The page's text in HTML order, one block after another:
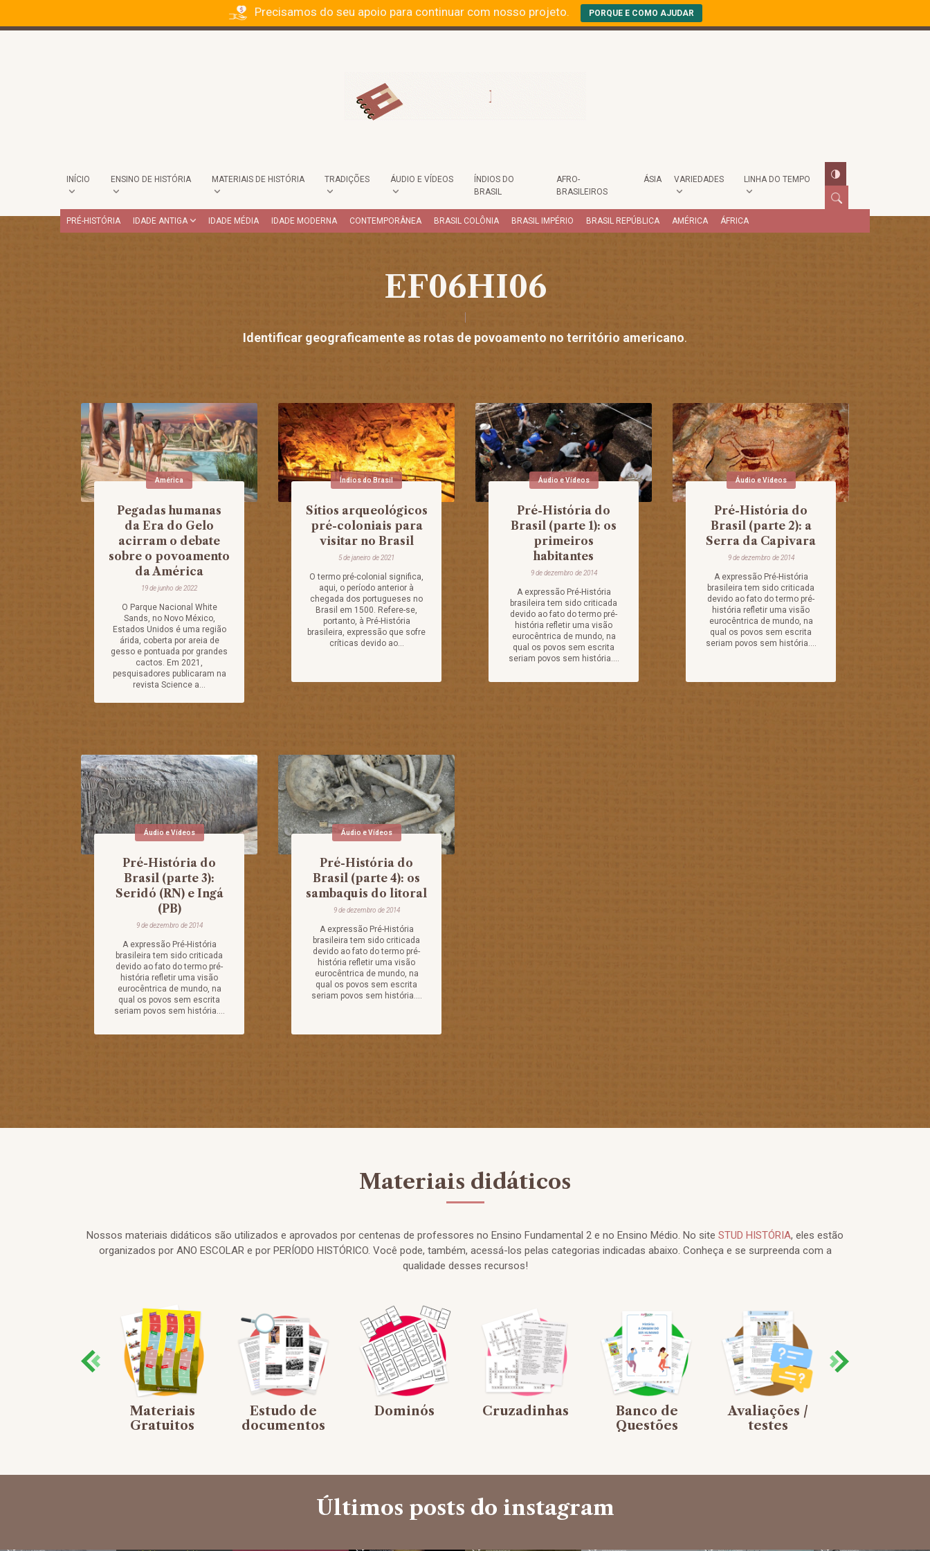
Precisamos do seu apoio para continuar com nosso projeto. PORQUE E COMO AJUDAR
INÍCIO ENSINO DE HISTÓRIA MATERIAIS DE HISTÓRIA TRADIÇÕES ÁUDIO E VÍDEOS
ÍNDIOS DO
BRASIL
AFRO-
BRASILEIROS
ÁSIA VARIEDADES LINHA DO TEMPO
PRÉ-HISTÓRIA IDADE ANTIGA IDADE MÉDIA IDADE MODERNA CONTEMPORÂNEA BRASIL COLÔNIA BRASIL IMPÉRIO BRASIL REPÚBLICA AMÉRICA ÁFRICA
EF06HI06
Identificar geograficamente as rotas de povoamento no território americano.
América
Pegadas humanas
da Era do Gelo
acirram o debate
sobre o povoamento
da América
19 de junho de 2022
O Parque Nacional White
Sands, no Novo México,
Estados Unidos é uma região
árida, coberta por areia de
gesso e pontuada por grandes
cactos. Em 2021,
pesquisadores publicaram na
revista Science a...
Índios do Brasil
Sítios arqueológicos
pré-coloniais para
visitar no Brasil
5 de janeiro de 2021
O termo pré-colonial significa,
aqui, o período anterior à
chegada dos portugueses no
Brasil em 1500. Refere-se,
portanto, à Pré-História
brasileira, expressão que sofre
críticas devido ao...
Áudio e Vídeos
Pré-História do
Brasil (parte 1): os
primeiros
habitantes
9 de dezembro de 2014
A expressão Pré-História
brasileira tem sido criticada
devido ao fato do termo pré-
história refletir uma visão
eurocêntrica de mundo, na
qual os povos sem escrita
seriam povos sem história....
Áudio e Vídeos
Pré-História do
Brasil (parte 2): a
Serra da Capivara
9 de dezembro de 2014
A expressão Pré-História
brasileira tem sido criticada
devido ao fato do termo pré-
história refletir uma visão
eurocêntrica de mundo, na
qual os povos sem escrita
seriam povos sem história....
Áudio e Vídeos
Pré-História do
Brasil (parte 3):
Seridó (RN) e Ingá
(PB)
9 de dezembro de 2014
A expressão Pré-História
brasileira tem sido criticada
devido ao fato do termo pré-
história refletir uma visão
eurocêntrica de mundo, na
qual os povos sem escrita
seriam povos sem história....
Áudio e Vídeos
Pré-História do
Brasil (parte 4): os
sambaquis do litoral
9 de dezembro de 2014
A expressão Pré-História
brasileira tem sido criticada
devido ao fato do termo pré-
história refletir uma visão
eurocêntrica de mundo, na
qual os povos sem escrita
seriam povos sem história....
Materiais didáticos
Nossos materiais didáticos são utilizados e aprovados por centenas de professores no Ensino Fundamental 2 e no Ensino Médio. No site STUD HISTÓRIA, eles estão
organizados por ANO ESCOLAR e por PERÍODO HISTÓRICO. Você pode, também, acessá-los pelas categorias indicadas abaixo. Conheça e se surpreenda com a
qualidade desses recursos!
Materiais
Gratuitos
Estudo de
documentos
Dominós Cruzadinhas
Banco de
Questões
Avaliações /
testes
Últimos posts do instagram